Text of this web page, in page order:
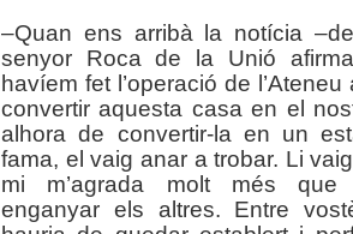
–Quan ens arribà la notícia
senyor Roca de la Unió
havíem fet l’operació de
convertir aquesta casa en el
alhora de convertir-la en un
fama, el vaig anar a trobar. Li
mi m’agrada molt més que
enganyar els altres. Entre